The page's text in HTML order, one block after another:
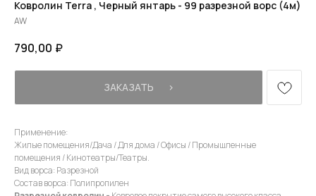
Ковролин Terra , Черный янтарь - 99 разрезной ворс (4м)
AW
790,00 ₽
ЗАКАЗАТЬ⠀⠀›
Применение:
Жилые помещения/Дача / Для дома / Офисы / Промышленные
помещения / Кинотеатры/Театры.
Вид ворса: Разрезной
Состав ворса: Полипропилен